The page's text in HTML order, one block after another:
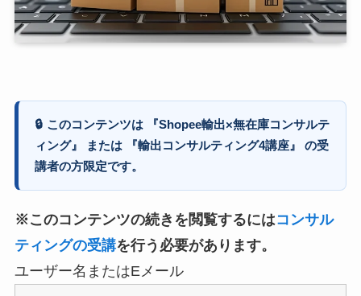
🔒 このコンテンツは 『Shopee輸出×無在庫コンサルテ
ィング』 または 『輸出コンサルティング4講座』 の受
講者の方限定です。
※このコンテンツの続きを閲覧するにはコンサル
ティングの受講を行う必要があります。
ユーザー名またはEメール